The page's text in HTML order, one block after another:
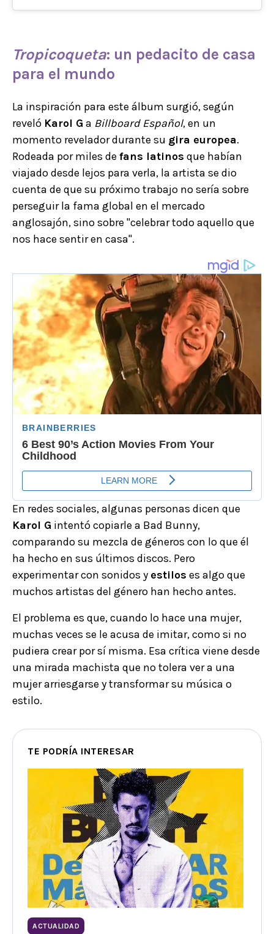
Tropicoqueta: un pedacito de casa
para el mundo
La inspiración para este álbum surgió, según
reveló Karol G a Billboard Español, en un
momento revelador durante su gira europea.
Rodeada por miles de fans latinos que habían
viajado desde lejos para verla, la artista se dio
cuenta de que su próximo trabajo no sería sobre
perseguir la fama global en el mercado
anglosajón, sino sobre "celebrar todo aquello que
nos hace sentir en casa".
En redes sociales, algunas personas dicen que
Karol G intentó copiarle a Bad Bunny,
comparando su mezcla de géneros con lo que él
ha hecho en sus últimos discos. Pero
experimentar con sonidos y estilos es algo que
muchos artistas del género han hecho antes.
El problema es que, cuando lo hace una mujer,
muchas veces se le acusa de imitar, como si no
pudiera crear por sí misma. Esa crítica viene desde
una mirada machista que no tolera ver a una
mujer arriesgarse y transformar su música o
estilo.
TE PODRÍA INTERESAR
ACTUALIDAD